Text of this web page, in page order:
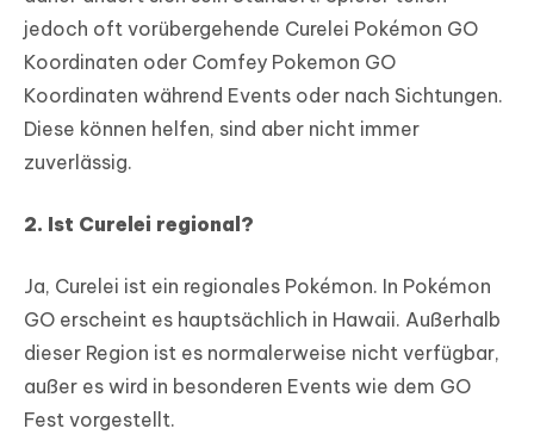
jedoch oft vorübergehende Curelei Pokémon GO
Koordinaten oder Comfey Pokemon GO
Koordinaten während Events oder nach Sichtungen.
Diese können helfen, sind aber nicht immer
zuverlässig.
2. Ist Curelei regional?
Ja, Curelei ist ein regionales Pokémon. In Pokémon
GO erscheint es hauptsächlich in Hawaii. Außerhalb
dieser Region ist es normalerweise nicht verfügbar,
außer es wird in besonderen Events wie dem GO
Fest vorgestellt.